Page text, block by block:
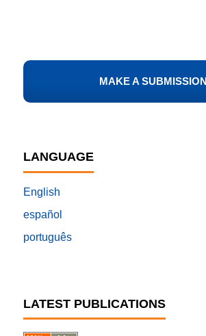
MAKE A SUBMISSION
LANGUAGE
English
español
português
LATEST PUBLICATIONS